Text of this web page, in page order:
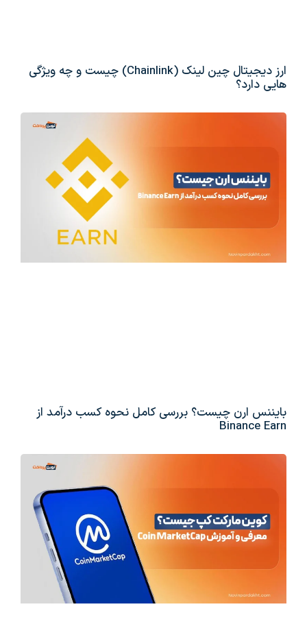
ارز دیجیتال چین لینک (Chainlink) چیست و چه ویژگی
هایی دارد؟
بایننس ارن چیست؟ بررسی کامل نحوه کسب درآمد از
Binance Earn